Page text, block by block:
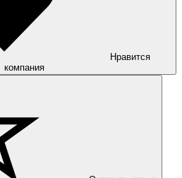
Нравится
компания